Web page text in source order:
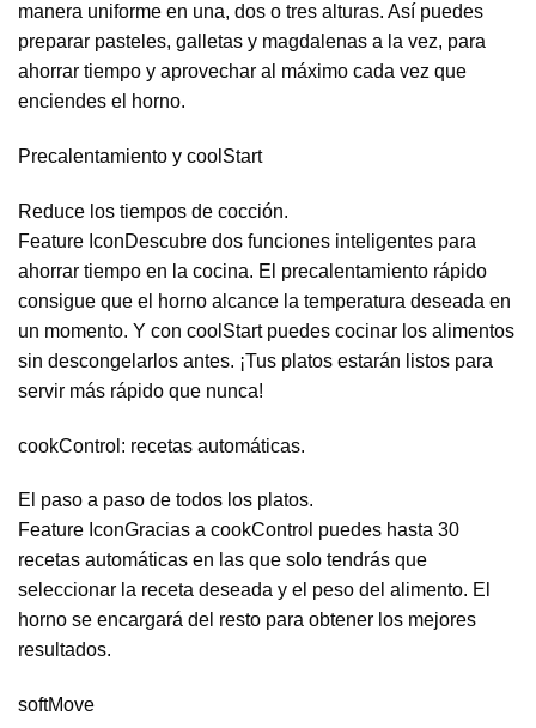
manera uniforme en una, dos o tres alturas. Así puedes
preparar pasteles, galletas y magdalenas a la vez, para
ahorrar tiempo y aprovechar al máximo cada vez que
enciendes el horno.
Precalentamiento y coolStart
Reduce los tiempos de cocción.
Feature IconDescubre dos funciones inteligentes para
ahorrar tiempo en la cocina. El precalentamiento rápido
consigue que el horno alcance la temperatura deseada en
un momento. Y con coolStart puedes cocinar los alimentos
sin descongelarlos antes. ¡Tus platos estarán listos para
servir más rápido que nunca!
cookControl: recetas automáticas.
El paso a paso de todos los platos.
Feature IconGracias a cookControl puedes hasta 30
recetas automáticas en las que solo tendrás que
seleccionar la receta deseada y el peso del alimento. El
horno se encargará del resto para obtener los mejores
resultados.
softMove